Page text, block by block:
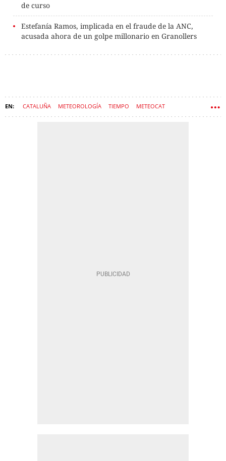
de curso
Estefanía Ramos, implicada en el fraude de la ANC,
acusada ahora de un golpe millonario en Granollers
CATALUÑA METEOROLOGÍA TIEMPO METEOCAT